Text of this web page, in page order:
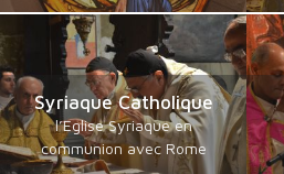
Syriaque Catholique
l’Eglise Syriaque en
communion avec Rome